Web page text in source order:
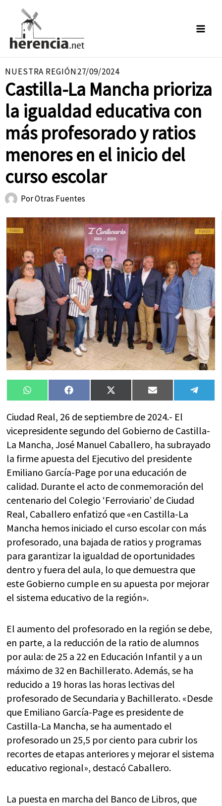
contenido
NUESTRA REGIÓN27/09/2024
Castilla-La Mancha prioriza
la igualdad educativa con
más profesorado y ratios
menores en el inicio del
curso escolar
PorOtras Fuentes
Compartir
en
WhatsAppCompartir
en
FacebookCompartir
en
X
(Twitter)
Compartir
en
Email
en
Ciudad Real, 26 de septiembre de 2024.- El
vicepresidente segundo del Gobierno de Castilla-
La Mancha, José Manuel Caballero, ha subrayado
la firme apuesta del Ejecutivo del presidente
Emiliano García-Page por una educación de
calidad. Durante el acto de conmemoración del
centenario del Colegio ‘Ferroviario’ de Ciudad
Real, Caballero enfatizó que «en Castilla-La
Mancha hemos iniciado el curso escolar con más
profesorado, una bajada de ratios y programas
para garantizar la igualdad de oportunidades
dentro y fuera del aula, lo que demuestra que
este Gobierno cumple en su apuesta por mejorar
el sistema educativo de la región».
El aumento del profesorado en la región se debe,
en parte, a la reducción de la ratio de alumnos
por aula: de 25 a 22 en Educación Infantil y a un
máximo de 32 en Bachillerato. Además, se ha
reducido a 19 horas las horas lectivas del
profesorado de Secundaria y Bachillerato. «Desde
que Emiliano García-Page es presidente de
Castilla-La Mancha, se ha aumentado el
profesorado un 25,5 por ciento para cubrir los
recortes de etapas anteriores y mejorar el sistema
educativo regional», destacó Caballero.
La puesta en marcha del Banco de Libros, que